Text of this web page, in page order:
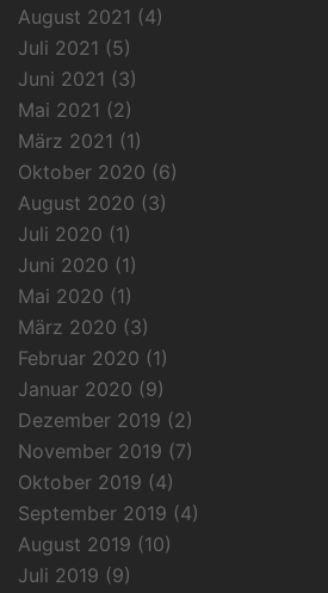
August 2021 (4)
Juli 2021 (5)
Juni 2021 (3)
Mai 2021 (2)
März 2021 (1)
Oktober 2020 (6)
August 2020 (3)
Juli 2020 (1)
Juni 2020 (1)
Mai 2020 (1)
März 2020 (3)
Februar 2020 (1)
Januar 2020 (9)
Dezember 2019 (2)
November 2019 (7)
Oktober 2019 (4)
September 2019 (4)
August 2019 (10)
Juli 2019 (9)